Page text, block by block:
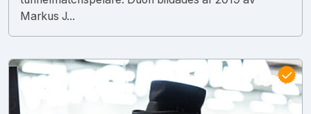
Markus J...